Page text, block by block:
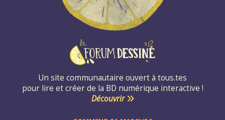
Un site communautaire ouvert à tous.tes
pour lire et créer de la BD numérique interactive !
Découvrir